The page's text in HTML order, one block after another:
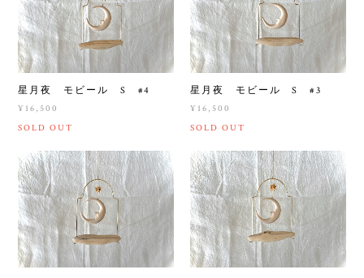
星月夜 モビール S #4
¥16,500
SOLD OUT
星月夜 モビール S #3
¥16,500
SOLD OUT